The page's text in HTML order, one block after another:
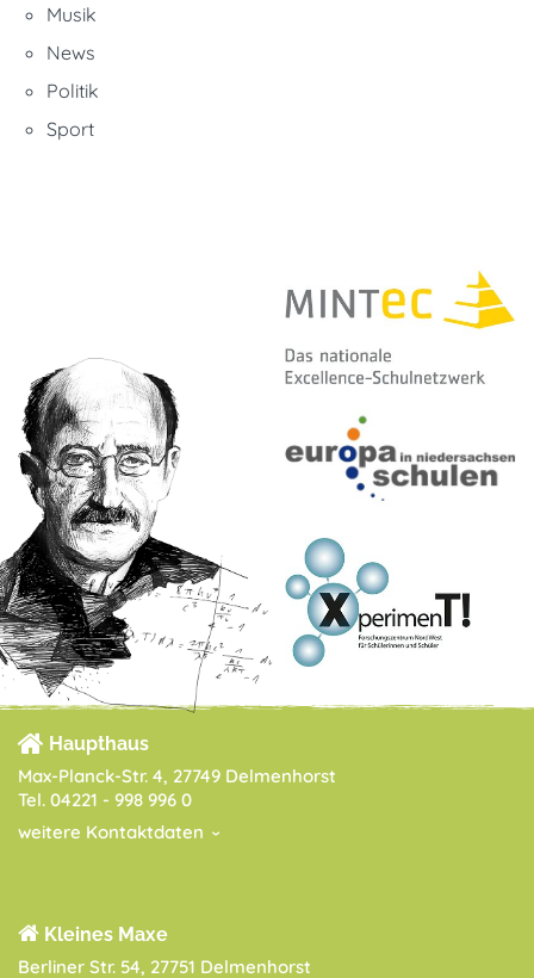
Musik
News
Politik
Sport
Haupthaus
Max-Planck-Str. 4, 27749 Delmenhorst
Tel. 04221 - 998 996 0
weitere Kontaktdaten
Kleines Maxe
Berliner Str. 54, 27751 Delmenhorst